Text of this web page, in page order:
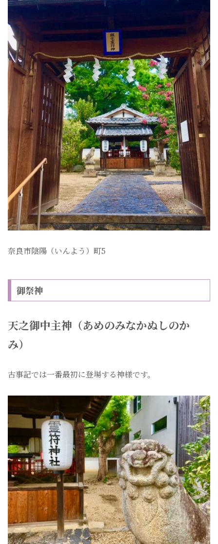
奈良市陰陽（いんよう）町5
御祭神
天之御中主神（あめのみなかぬしのか
み）
古事記では一番最初に登場する神様です。